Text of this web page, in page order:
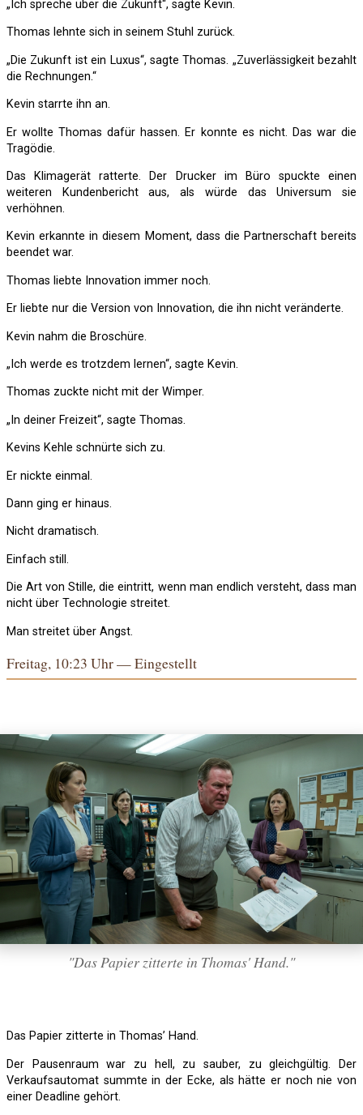
„Ich spreche über die Zukunft“, sagte Kevin.
Thomas lehnte sich in seinem Stuhl zurück.
„Die Zukunft ist ein Luxus“, sagte Thomas. „Zuverlässigkeit bezahlt
die Rechnungen.“
Kevin starrte ihn an.
Er wollte Thomas dafür hassen. Er konnte es nicht. Das war die
Tragödie.
Das Klimagerät ratterte. Der Drucker im Büro spuckte einen
weiteren Kundenbericht aus, als würde das Universum sie
verhöhnen.
Kevin erkannte in diesem Moment, dass die Partnerschaft bereits
beendet war.
Thomas liebte Innovation immer noch.
Er liebte nur die Version von Innovation, die ihn nicht veränderte.
Kevin nahm die Broschüre.
„Ich werde es trotzdem lernen“, sagte Kevin.
Thomas zuckte nicht mit der Wimper.
„In deiner Freizeit“, sagte Thomas.
Kevins Kehle schnürte sich zu.
Er nickte einmal.
Dann ging er hinaus.
Nicht dramatisch.
Einfach still.
Die Art von Stille, die eintritt, wenn man endlich versteht, dass man
nicht über Technologie streitet.
Man streitet über Angst.
Freitag, 10:23 Uhr — Eingestellt
"Das Papier zitterte in Thomas' Hand."
Das Papier zitterte in Thomas’ Hand.
Der Pausenraum war zu hell, zu sauber, zu gleichgültig. Der
Verkaufsautomat summte in der Ecke, als hätte er noch nie von
einer Deadline gehört.